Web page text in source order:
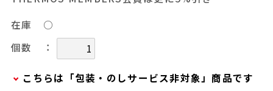
在庫
○
個数
：
こちらは「包装・のしサービス非対象」商品です